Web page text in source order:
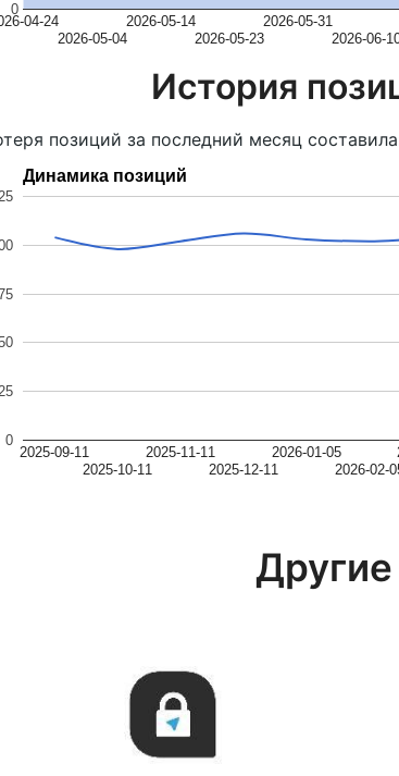
04-24
2026-05-04
2026-05-14
2026-05-23
2026-05-31
2026-06-
0
История
позиций за последний месяц
Динамика позиций
2025-09-11
2025-10-11
2025-11-11
2025-12-11
2026-01-05
2026-02-
0